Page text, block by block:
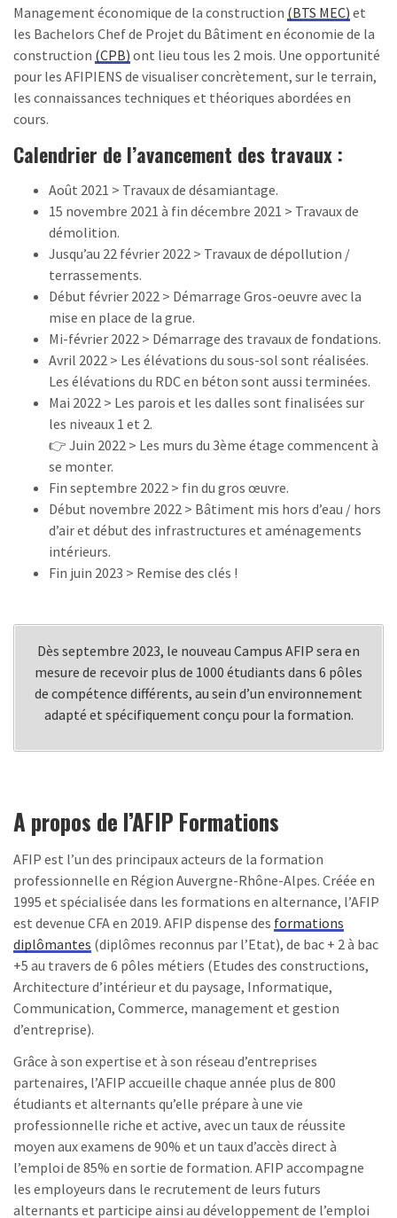
Management économique de la construction (BTS MEC) et
les Bachelors Chef de Projet du Bâtiment en économie de la
construction (CPB) ont lieu tous les 2 mois. Une opportunité
pour les AFIPIENS de visualiser concrètement, sur le terrain,
les connaissances techniques et théoriques abordées en
cours.
Calendrier de l’avancement des travaux :
Août 2021 > Travaux de désamiantage.
15 novembre 2021 à fin décembre 2021 > Travaux de
démolition.
Jusqu’au 22 février 2022 > Travaux de dépollution /
terrassements.
Début février 2022 > Démarrage Gros-oeuvre avec la
mise en place de la grue.
Mi-février 2022 > Démarrage des travaux de fondations.
Avril 2022 > Les élévations du sous-sol sont réalisées.
Les élévations du RDC en béton sont aussi terminées.
Mai 2022 > Les parois et les dalles sont finalisées sur
les niveaux 1 et 2.
👉 Juin 2022 > Les murs du 3ème étage commencent à
se monter.
Fin septembre 2022 > fin du gros œuvre.
Début novembre 2022 > Bâtiment mis hors d’eau / hors
d’air et début des infrastructures et aménagements
intérieurs.
Fin juin 2023 > Remise des clés !
Dès septembre 2023, le nouveau Campus AFIP sera en
mesure de recevoir plus de 1000 étudiants dans 6 pôles
de compétence différents, au sein d’un environnement
adapté et spécifiquement conçu pour la formation.
A propos de l’AFIP Formations
AFIP est l’un des principaux acteurs de la formation
professionnelle en Région Auvergne-Rhône-Alpes. Créée en
1995 et spécialisée dans les formations en alternance, l’AFIP
est devenue CFA en 2019. AFIP dispense des formations
diplômantes (diplômes reconnus par l’Etat), de bac + 2 à bac
+5 au travers de 6 pôles métiers (Etudes des constructions,
Architecture d’intérieur et du paysage, Informatique,
Communication, Commerce, management et gestion
d’entreprise).
Grâce à son expertise et à son réseau d’entreprises
partenaires, l’AFIP accueille chaque année plus de 800
étudiants et alternants qu’elle prépare à une vie
professionnelle riche et active, avec un taux de réussite
moyen aux examens de 90% et un taux d’accès direct à
l’emploi de 85% en sortie de formation. AFIP accompagne
les employeurs dans le recrutement de leurs futurs
alternants et participe ainsi au développement de l’emploi